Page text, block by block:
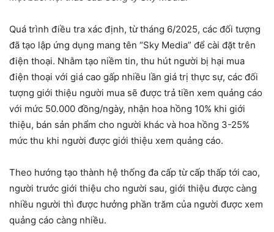
Quá trình điều tra xác định, từ tháng 6/2025, các đối tượng
đã tạo lập ứng dụng mang tên “Sky Media” để cài đặt trên
điện thoại. Nhằm tạo niềm tin, thu hút người bị hại mua
điện thoại với giá cao gấp nhiều lần giá trị thực sự, các đối
tượng giới thiệu người mua sẽ được trả tiền xem quảng cáo
với mức 50.000 đồng/ngày, nhận hoa hồng 10% khi giới
thiệu, bán sản phẩm cho người khác và hoa hồng 3-25%
mức thu khi người được giới thiệu xem quảng cáo.
Theo hướng tạo thành hệ thống đa cấp từ cấp thấp tới cao,
người trước giới thiệu cho người sau, giới thiệu được càng
nhiều người thì được hưởng phần trăm của người được xem
quảng cáo càng nhiều.